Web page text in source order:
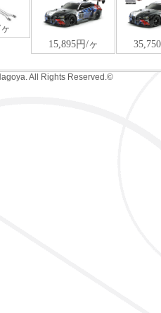
All Rights Reserved.©